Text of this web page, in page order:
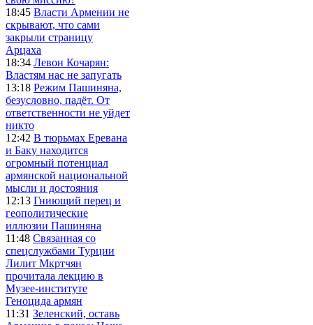
18:45 Власти Армении не
скрывают, что сами
закрыли страницу
Арцаха
18:34 Левон Кочарян:
Властям нас не запугать
13:18 Режим Пашиняна,
безусловно, падёт. От
ответственности не уйдет
никто
12:42 В тюрьмах Еревана
и Баку находится
огромный потенциал
армянской национальной
мысли и достояния
12:13 Гниющий перец и
геополитические
иллюзии Пашиняна
11:48 Связанная со
спецслужбами Турции
Лилит Мкртчян
прочитала лекцию в
Музее-институте
Геноцида армян
11:31 Зеленский, оставь